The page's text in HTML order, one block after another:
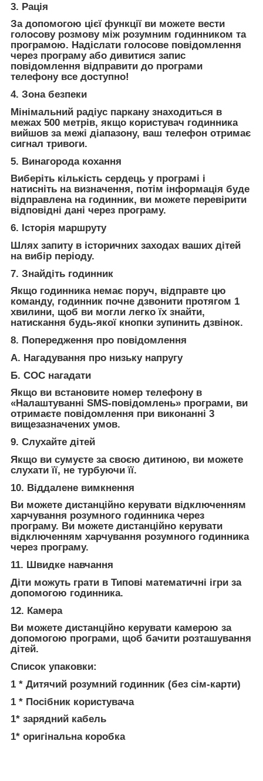
3. Рація
За допомогою цієї функції ви можете вести
голосову розмову між розумним годинником та
програмою. Надіслати голосове повідомлення
через програму або дивитися запис
повідомлення відправити до програми
телефону все доступно!
4. Зона безпеки
Мінімальний радіус паркану знаходиться в
межах 500 метрів, якщо користувач годинника
вийшов за межі діапазону, ваш телефон отримає
сигнал тривоги.
5. Винагорода кохання
Виберіть кількість сердець у програмі і
натисніть на визначення, потім інформація буде
відправлена ​​на годинник, ви можете перевірити
відповідні дані через програму.
6. Історія маршруту
Шлях запиту в історичних заходах ваших дітей
на вибір періоду.
7. Знайдіть годинник
Якщо годинника немає поруч, відправте цю
команду, годинник почне дзвонити протягом 1
хвилини, щоб ви могли легко їх знайти,
натискання будь-якої кнопки зупинить дзвінок.
8. Попередження про повідомлення
А. Нагадування про низьку напругу
Б. СОС нагадати
Якщо ви встановите номер телефону в
«Налаштуванні SMS-повідомлень» програми, ви
отримаєте повідомлення при виконанні 3
вищезазначених умов.
9. Слухайте дітей
Якщо ви сумуєте за своєю дитиною, ви можете
слухати її, не турбуючи її.
10. Віддалене вимкнення
Ви можете дистанційно керувати відключенням
харчування розумного годинника через
програму. Ви можете дистанційно керувати
відключенням харчування розумного годинника
через програму.
11. Швидке навчання
Діти можуть грати в Типові математичні ігри за
допомогою годинника.
12. Камера
Ви можете дистанційно керувати камерою за
допомогою програми, щоб бачити розташування
дітей.
Список упаковки:
1 * Дитячий розумний годинник (без сім-карти)
1 * Посібник користувача
1* зарядний кабель
1* оригінальна коробка